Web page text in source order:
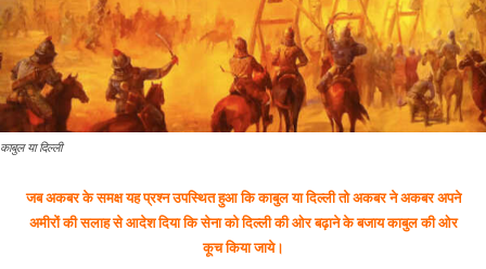
काबुल या दिल्ली
जब अकबर के समक्ष यह प्रश्न उपस्थित हुआ कि काबुल या दिल्ली तो अकबर ने अकबर अपने
अमीरों की सलाह से आदेश दिया कि सेना को दिल्ली की ओर बढ़ाने के बजाय काबुल की ओर
कूच किया जाये।